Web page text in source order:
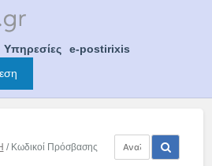
Υπηρεσίες
e-postirixis
/ Κωδικοί Πρόσβασης